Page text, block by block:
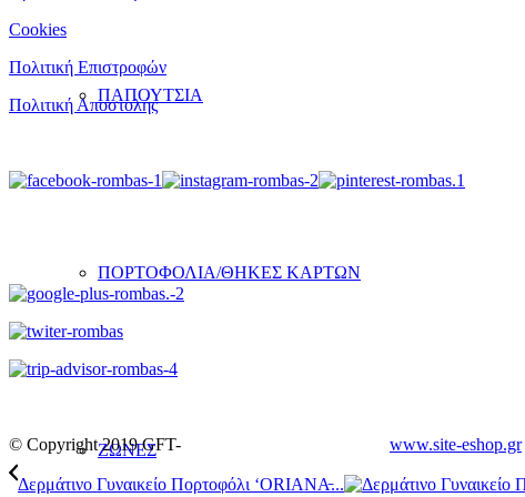
ΠΑΠΟΥΤΣΙΑ
ΠΟΡΤΟΦΟΛΙΑ/ΘΗΚΕΣ ΚΑΡΤΩΝ
ΖΩΝΕΣ
Cookies
Πολιτική Επιστροφών
Πολιτική Αποστολής
© Copyright 2019 GFT- www.site-eshop.gr
Δερμάτινο Γυναικείο Πορτοφόλι ‘ORIANA̵...